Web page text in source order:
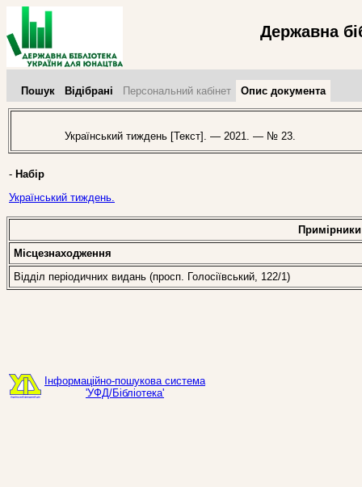
Державна
Пошук Відібрані Персональний кабінет Опис документа
Український тиждень [Текст]. — 2021. — № 23.
- Набір
Український тиждень.
Примірники
Місцезнаходження
Відділ періодичних видань (просп. Голосіївський, 122/1)
Інформаційно-пошукова система
'УФД/Бібліотека'